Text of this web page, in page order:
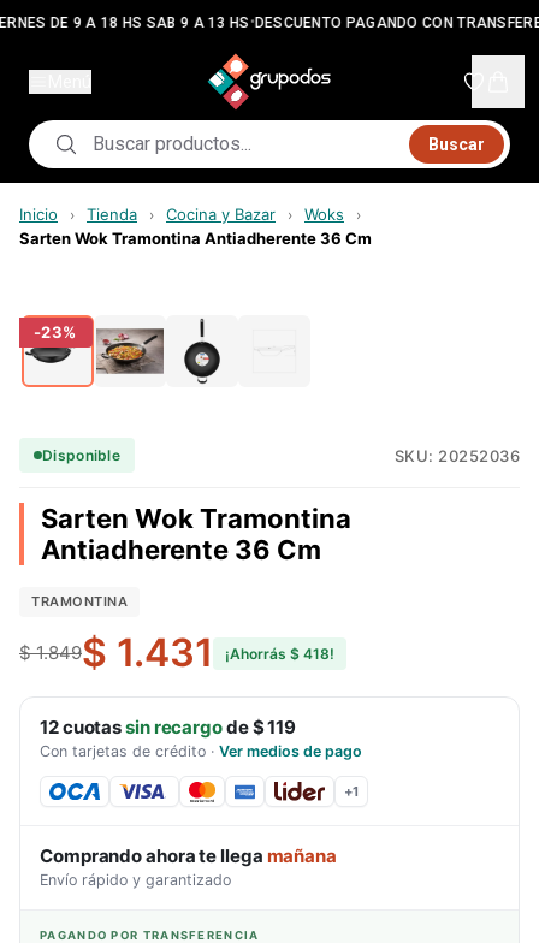
DE 9 A 18 HS SAB 9 A 13 HS•DESCUENTO PAGANDO CON
Buscar
Inicio › Tienda › Cocina y Bazar › Woks ›
Sarten Wok Tramontina Antiadherente 36 Cm
-23%
Disponible SKU: 20252036
Sarten Wok Tramontina
Antiadherente 36 Cm
TRAMONTINA
$ 1.849$ 1.431 ¡Ahorrás $ 418!
12cuotassin recargode$ 119
Con tarjetas de crédito · Ver medios de pago
+1
Comprando ahora te llega mañana
Envío rápido y garantizado
PAGANDO POR TRANSFERENCIA